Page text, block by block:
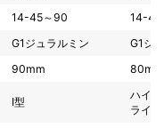
14-45～90
14-45
G1ジュラルミン
G1ジ
90mm 80mm
I型
ハイ
ライ